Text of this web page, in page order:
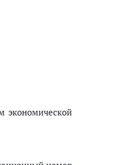
экономической